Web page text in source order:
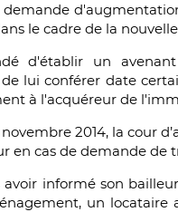
le cadre de la nouvelle
d'établir un
lui conférer date
à l'acquéreur de
2014, la cour
en cas de demande de
avoir informé son
un locataire